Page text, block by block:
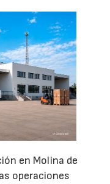
en Molina de
operaciones